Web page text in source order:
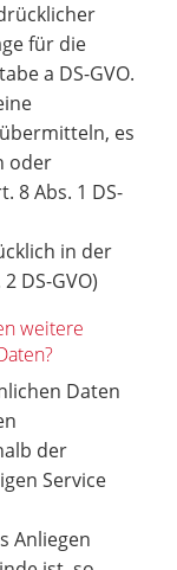
für die
a DS-GVO.
es
oder
8 Abs. 1 DS-
in der
DS-GVO)
weitere
Daten
der
Service
Anliegen